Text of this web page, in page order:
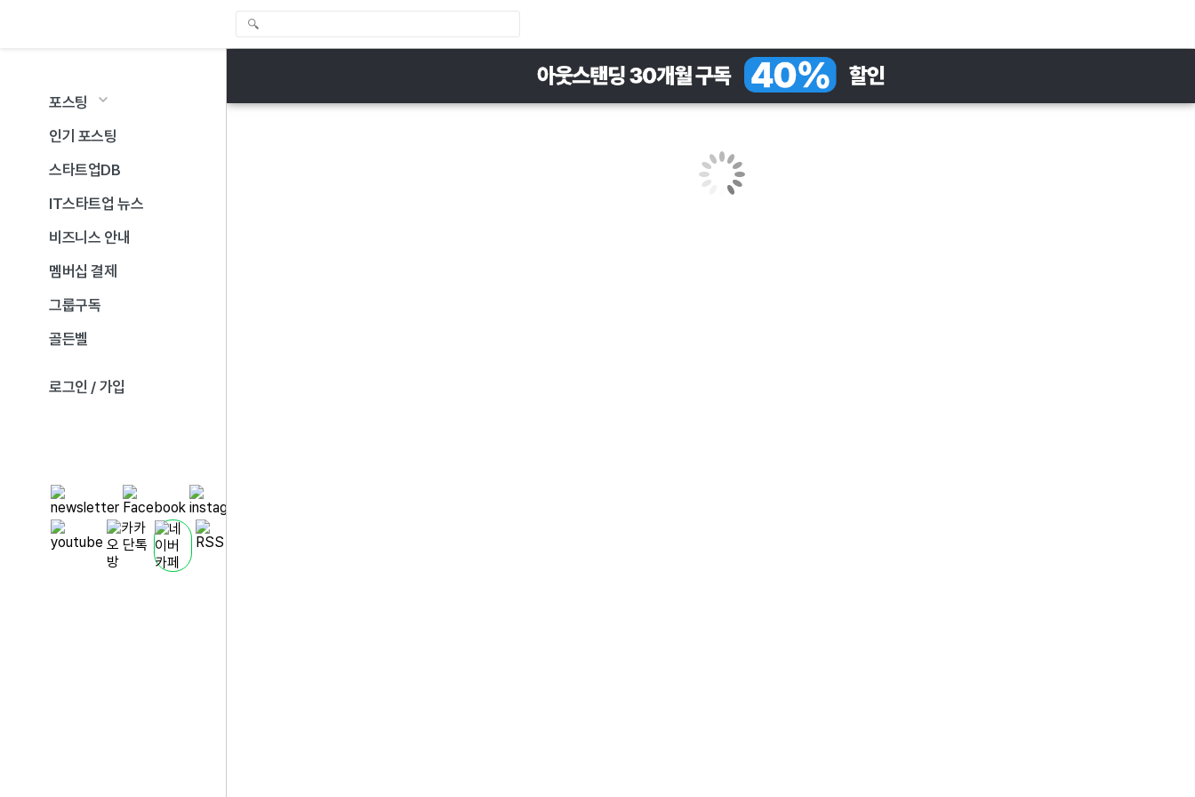
포스팅
인기 포스팅
스타트업DB
IT스타트업 뉴스
비즈니스 안내
멤버십 결제
그룹구독
골든벨
로그인 / 가입